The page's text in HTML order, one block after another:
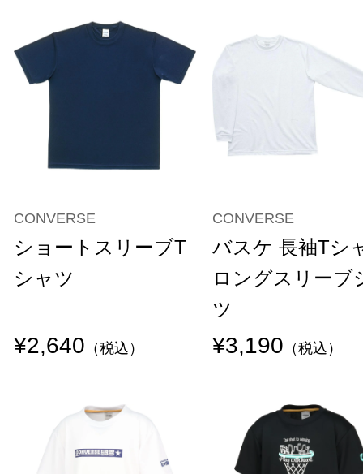
CONVERSE
ショートスリーブT
シャツ
¥2,640 （税込）
CONVERSE
バスケ 長袖Tシ
ロングスリーブ
ツ
¥3,190 （税込）